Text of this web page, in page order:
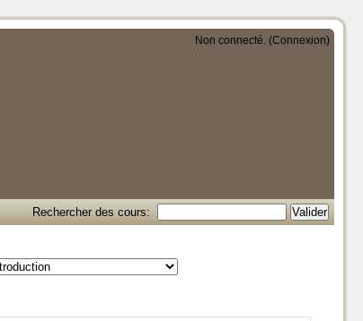
Non connecté. (Connexion)
Rechercher des cours: